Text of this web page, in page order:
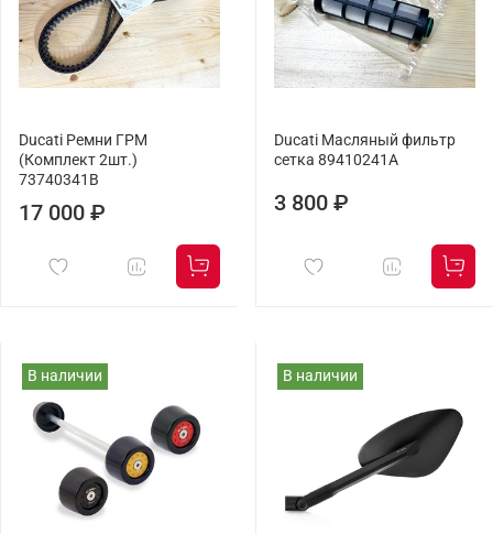
Ducati Ремни ГРМ
(Комплект 2шт.)
73740341B
17 000 ₽
Ducati Масляный фильтр
сетка 89410241A
3 800 ₽
В наличии В наличии